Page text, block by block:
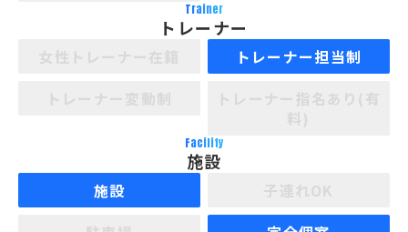
Trainer
トレーナー
トレーナー担当制
Facility
施設
施設